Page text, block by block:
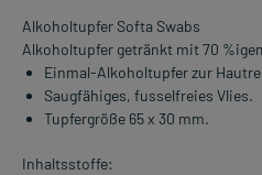
Alkoholtupfer Softa Swabs
Alkoholtupfer getränkt mit 70
Einmal-Alkoholtupfer zur
Saugfähiges, fusselfreies Vlies.
Tupfergröße 65 x 30 mm.
Inhaltsstoffe: